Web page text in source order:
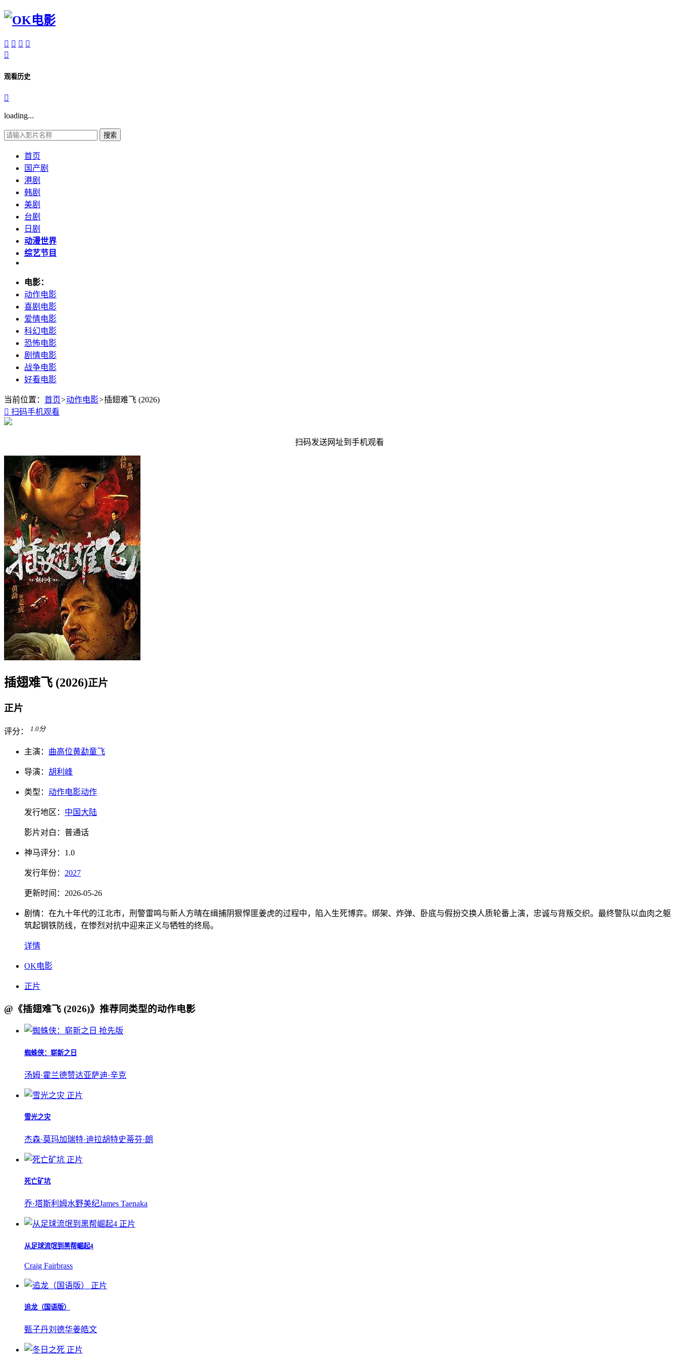
   

观看历史

loading...
搜索
首页
国产剧
港剧
韩剧
美剧
台剧
日剧
动漫世界
综艺节目
电影：
动作电影
喜剧电影
爱情电影
科幻电影
恐怖电影
剧情电影
战争电影
好看电影
当前位置： 首页>动作电影>插翅难飞 (2026)
 扫码手机观看
扫码发送网址到手机观看
插翅难飞 (2026)正片
正片
评分： 1.0分
主演： 曲高位黄勐童飞
导演： 胡利峰
类型： 动作电影动作
发行地区： 中国大陆
影片对白： 普通话
神马评分： 1.0
发行年份： 2027
更新时间： 2026-05-26
剧情： 在九十年代的江北市，刑警雷鸣与新人方晴在缉捕阴狠悍匪姜虎的过程中，陷入生死博弈。绑架、炸弹、卧底与假扮交换人质轮番上演，忠诚与背叛交织。最终警队以血肉之躯
筑起钢铁防线，在惨烈对抗中迎来正义与牺牲的终局。
详情
OK电影
正片
@《插翅难飞 (2026)》推荐同类型的动作电影
抢先版
蜘蛛侠：崭新之日
汤姆·霍兰德赞达亚萨迪·辛克
正片
雪光之灾
杰森·莫玛加瑞特·迪拉胡特史蒂芬·朗
正片
死亡矿坑
乔·塔斯利姆水野美纪James Taenaka
正片
从足球流氓到黑帮崛起4
Craig Fairbrass
正片
追龙（国语版）
甄子丹刘德华姜皓文
正片